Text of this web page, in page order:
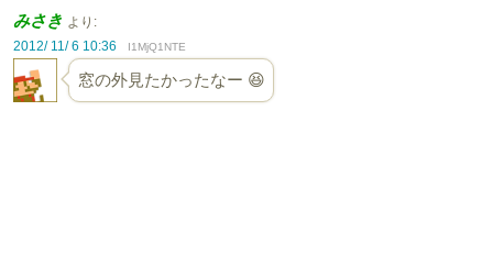
みさき より:
2012/ 11/ 6 10:36
I1MjQ1NTE
窓の外見たかったなー 😆